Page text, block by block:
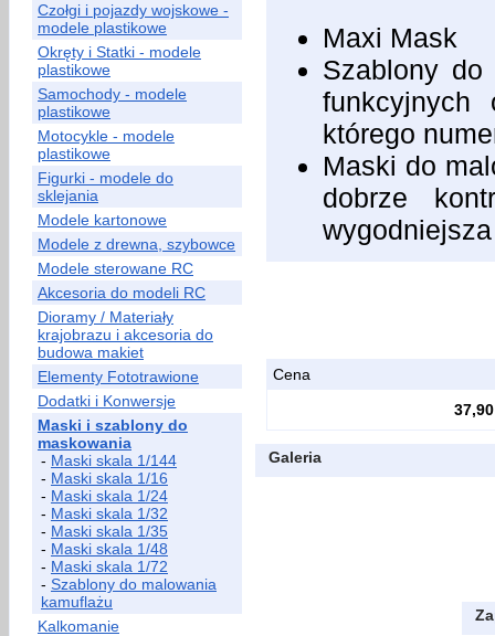
Czołgi i pojazdy wojskowe -
modele plastikowe
Okręty i Statki - modele
plastikowe
Samochody - modele
plastikowe
Motocykle - modele
plastikowe
Figurki - modele do
sklejania
Modele kartonowe
Modele z drewna, szybowce
Modele sterowane RC
Akcesoria do modeli RC
Dioramy / Materiały
krajobrazu i akcesoria do
budowa makiet
Elementy Fototrawione
Dodatki i Konwersje
Maski i szablony do
maskowania
- Maski skala 1/144
- Maski skala 1/16
- Maski skala 1/24
- Maski skala 1/32
- Maski skala 1/35
- Maski skala 1/48
- Maski skala 1/72
- Szablony do malowania
kamuflażu
Kalkomanie
Maxi Mask
Szablony do
funkcyjnych
którego
Maski do
dobrze
Cena
37,90
Galeria